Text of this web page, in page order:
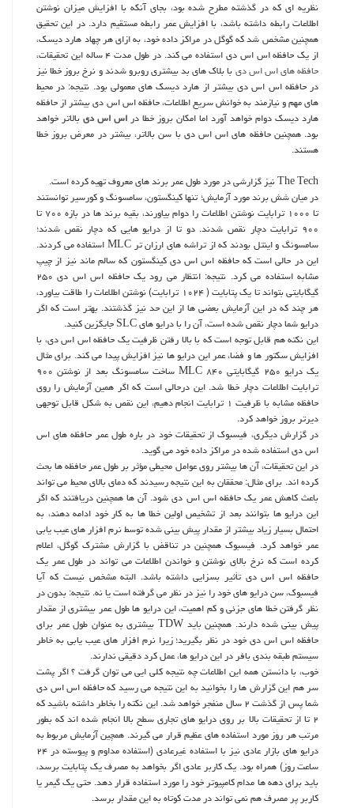
نظریه ای که در گذشته مطرح شده بود، بجای آنکه با افزایش میزان نوشتن
اطلاعات رابطه داشته باشد، با افزایش عمر رابطه مستقیم دارد. در این تحقیق
همچنین مشخص شد که گوگل در مراکز داده خود، به ازای هر چهاد هارد دیسک،
از یک حافظه اس اس دی استفاده می کند. در طول مدت ۴ ساله این تحقیقات،
حافظه های اس اس دیبا بلاک های بد بیشتری روبرو شدند و نرخ بروز خطا نیز
در حافظه اس اس دی بیشتر از هارد دیسک های معمولی بود. نتیجه: در محیط
های مهم و نیازمند به خوانش سریع اطلاعات، حافظه اس اس دی بیشتر از حافظه
هارد دیسک دوام خواهد آورد اما امکان بروز خطا دراس اس دیبالاتر خواهد
بود. همچنین حافظه های اس اس دی با سن بالاتر، بیشتر در معرض بروز خطا
هستند.
The Tech نیز گزارشی در مورد طول عمر برند های معروف تهیه کرده است.
در میان شش برند مورد آزمایش؛ تنها کینگستون، سامسونگ و کورسیر توانستند
تا ۱۰۰۰ ترابایت نوشتن اطلاعات را دوام بیاورند، بقیه برند ها در بازه ۷۰۰ تا
۹۰۰ ترابایت دچار نقص شدند. دو تا از درایو هایی که دچار نقص شدند؛
سامسونگ و اینتل بودند که از تراشه های ارزان تر MLC استفاده می کردند.
این در حالی است که حافظه اس اس دی کینگستون که سالم ماند نیز از چیپ
مشابه استفاده می کرد. نتیجه: انتظار می رود یک حافظه اس اس دی ۲۵۰
گیگابایتی بتواند تا یک پتابایت ( ۱۰۲۴ ترابایت) نوشتن اطلاعات را طاقت بیاورد،
هر چند که در این آزمایش بعضی ها از این حد نیز گذشتند. بهتر است که اگر
درایو شما دچار نقص شده است، آن را با درایو های SLC جایگزین کنید.
این نکته هم قابل توجه است که با بالا رفتن ظرفیت یک حافظه اس اس دی، با
افزایش سکتور ها و فضا، عمر این درایو ها نیز افزایش پیدا می کند. برای مثال
یک درایو ۲۵۰ گیگابایتی ۸۴۰ MLC ساخت سامسونگ بعد از نوشتن ۹۰۰
ترابایت اطلاعات دچار خطا شد. این درحالی است که اگر همین آزمایش را روی
حافظه مشابه با ظرفیت ۱ ترابایت انجام دهیم، این نقص به شکل قابل توجهی
دیرتر بروز خواهد کرد.
در گزارش دیگری، فیسبوک از تحقیقات خود در باره طول عمر حافظه های اس
اس دی استفاده شده در مراکز داده خود می گوید.
در این تحقیقات، آن ها بیشتر روی عوامل محیطی مؤثر بر طول عمر حافظه ها بحث
کرده اند. برای مثال: محققان به این نتیجه رسیدند که دمای بالای محیط می تواند
باعث کاهش عمر یک حافظه اس اس دی شود. آن ها همچنین دریافتند که اگر
این درایو ها بتوانند بعد از تشخیص اولین خطا ها به کار خود ادامه دهند، به
احتمال بسیار زیاد بیشتر از مقدار پیش بینی شده توسط نرم افزار های عیب یابی
عمر خواهد کرد. فیسبوک همچنین در تناقض با گزارش مشترک گوگل، اعلام
کرده است که نرخ بالای نوشتن و خواندن اطلاعات می تواند در طول عمر یک
حافظه اس اس دی تأثیر بسزایی داشته باشد. البته مشخص نیست که آیا
فیسبوک، سن درایو های خود را نیز در نظر می گرفته است یا نه. نتیجه: بدون در
نظر گرفتن خطا های جزئی و کم اهمیت، این درایو ها طول عمر بیشتری از مقدار
پیش بینی شده دارند. همچنین باید TDW بیشتری به عنوان طول عمر برای
حافظه اس اس دی خود در نظر بگیرید؛ زیرا نرم افزار های عیب یابی به خاطر
سیستم طبقه بندی بافر در این درایو ها، عمل کرد دقیقی ندارند.
خوب، با دانستن همه این اطلاعات چه نتیجه کلی ایی می توان گرفت ؟ اگر پشت
سر هم این گزارش ها را بخوانید به این نتیجه می رسید که حافظه اس اس دی
شما پس از گذشت ۲ سال منفجر خواهد شد. این نکته را بخاطر داشته باشید که
۲ تا از تحقیقات بالا بر روی درایو های تجاری سطح بالا انجام شده اند که بطور
مرتب هر روز مورد استفاده های عظیم قرار می گیرند. همچین آزمایش مربوط به
درایو های بازار عادی نیز با استفاده غیرعادی (استفاده مداوم و پیوسته در ۲۴
ساعت روز) همراه بود. یک کاربر عادی اگر بخواهد به مصرف یک پتابایت برسد،
باید برای دهه ها مدام کامپیوتر خود را مورد استفاده قرار دهد. حتی یک گیمر یا
کاربر پر مصرف هم نمی تواند در مدت کوتاه به این مقدار برسد.